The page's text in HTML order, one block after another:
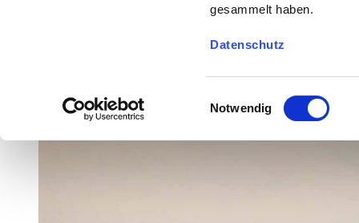
gesammelt haben.
Datenschutz
i
Notwendig